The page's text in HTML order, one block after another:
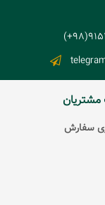
سفارش